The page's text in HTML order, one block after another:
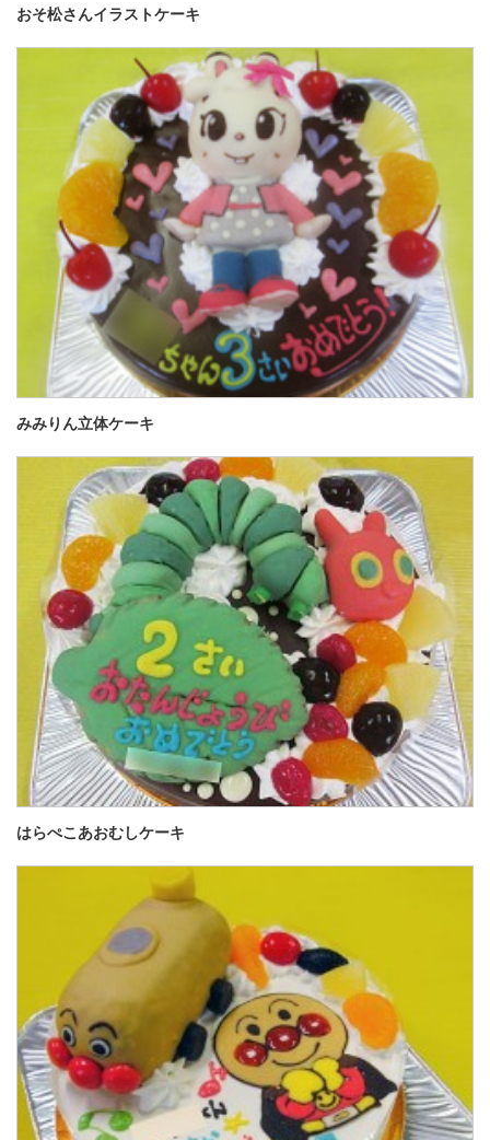
おそ松さんイラストケーキ
みみりん立体ケーキ
はらぺこあおむしケーキ